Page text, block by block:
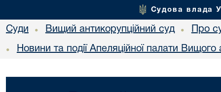
Судова влада
Суди • Вищий антикорупційний суд • Про
• Новини та події Апеляційної палати Вищого